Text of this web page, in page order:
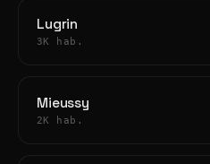
Lugrin
3K hab.
Mieussy
2K hab.